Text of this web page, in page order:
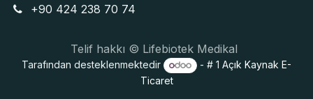
+90 424 238 70 74
Telif hakkı © Lifebiotek Medikal
Tarafından desteklenmektedir - # 1Açık Kaynak E-
Ticaret